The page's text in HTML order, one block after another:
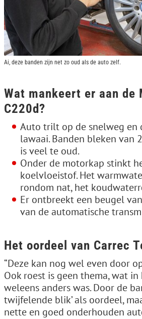
Ai, deze banden zijn net zo oud als de auto zelf.
Wat mankeert er aan de
C220d?
Auto trilt op de snelweg en
lawaai. Banden bleken van
is veel te oud.
Onder de motorkap stinkt
koelvloeistof. Het
rondom nat, het
Er ontbreekt een beugel
van de automatische
Het oordeel van Carrec
“Deze kan nog wel even door
Ook roest is geen thema, wat
weleens anders was. Door de
twijfelende blik’ als oordeel,
nette en goed onderhouden